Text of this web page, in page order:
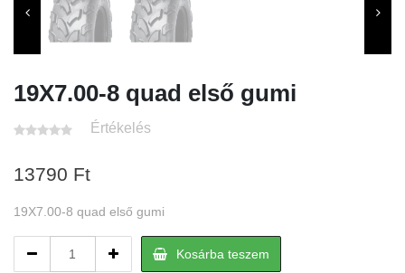
19X7.00-8 quad első gumi
Értékelés
13790 Ft
19X7.00-8 quad első gumi
Kosárba teszem